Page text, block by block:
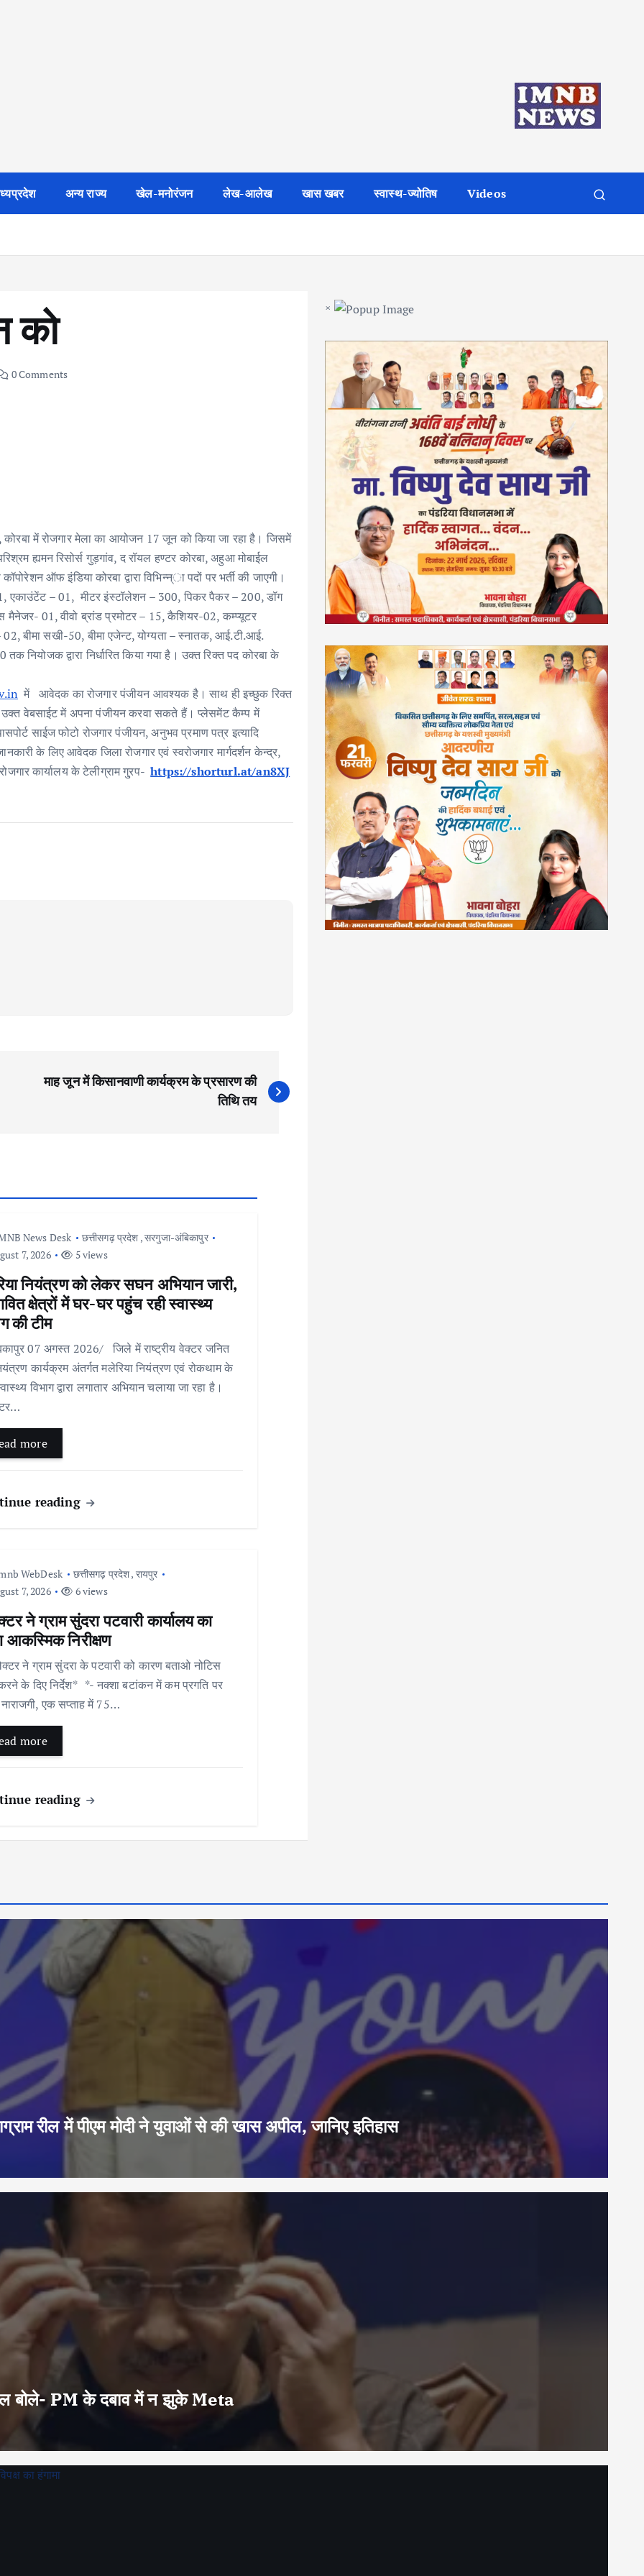
अन्य राज्य खेल-मनोरंजन लेख-आलेख खास खबर स्वास्थ-ज्योतिष Videos
को
0 Comments
कोरबा में रोजगार मेला का आयोजन 17 जून को किया जा रहा है। जिसमें
ह्यमन रिसोर्स गुड़गांव, द रॉयल हण्टर कोरबा, अहुआ मोबाईल
ऑफ इंडिया कोरबा द्वारा विभिन्न्ा पदों पर भर्ती की जाएगी।
एकाउंटेंट – 01, मीटर इंस्टॉलेशन – 300, पिकर पैकर – 200, डॉग
01, वीवो ब्रांड प्रमोटर – 15, कैशियर-02, कम्प्यूटर
बीमा सखी-50, बीमा एजेन्ट, योग्यता – स्नातक, आई.टी.आई.
द्वारा निर्धारित किया गया है। उक्त रिक्त पद कोरबा के
में आवेदक का रोजगार पंजीयन आवश्यक है। साथ ही इच्छुक रिक्त
वेबसाईट में अपना पंजीयन करवा सकते हैं। प्लेसमेंट कैम्प में
साईज फोटो रोजगार पंजीयन, अनुभव प्रमाण पत्र इत्यादि
के लिए आवेदक जिला रोजगार एवं स्वरोजगार मार्गदर्शन केन्द्र,
कार्यालय के टेलीग्राम गु्रप-https://shorturl.at/an8XJ
माह जून में किसानवाणी कार्यक्रम के प्रसारण की
तिथि तय
News Desk छत्तीसगढ़ प्रदेश ,सरगुजा-अंबिकापुर
7, 2026
5 views
नियंत्रण को लेकर सघन अभियान जारी,
क्षेत्रों में घर-घर पहुंच रही स्वास्थ्य
की टीम
07 अगस्त 2026/ जिले में राष्ट्रीय वेक्टर जनित
कार्यक्रम अंतर्गत मलेरिया नियंत्रण एवं रोकथाम के
विभाग द्वारा लगातार अभियान चलाया जा रहा है।
more
reading
WebDesk छत्तीसगढ़ प्रदेश, रायपुर
7, 2026
6 views
ने ग्राम सुंदरा पटवारी कार्यालय का
आकस्मिक निरीक्षण
ने ग्राम सुंदरा के पटवारी को कारण बताओ नोटिस
के दिए निर्देश* *- नक्शा बटांकन में कम प्रगति पर
एक सप्ताह में 75…
more
reading
×
रील में पीएम मोदी ने युवाओं से की खास अपील, जानिए इतिहास
बोले- PM के दबाव में न झुके Meta